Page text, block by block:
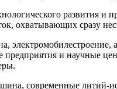
развития
охватывающих сразу
и научные
современные литий-